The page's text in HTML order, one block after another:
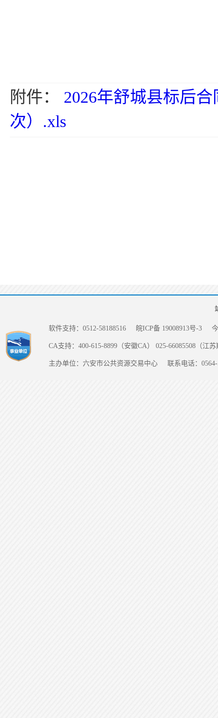
附件： 2026年舒城县标后
次）.xls
软件支持：0512-58188516 皖ICP备 19008913号-3
CA支持：400-615-8899（安徽CA） 025-66085508（江
主办单位：六安市公共资源交易中心 联系电话：0564-